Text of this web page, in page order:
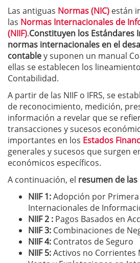
Las antiguas Normas (NIC) están
las Normas Internacionales de
(NIIF).Constituyen los Estándares
normas internacionales en el
contabley suponen un manual
ellas se establecen los
Contabilidad.
A partir de las NIIF o IFRS, se
de reconocimiento, medición,
información a revelar que se
transacciones y sucesos
importantes en los Estados
generales y sucesos que surgen
económicos específicos.
A continuación, el resumen de las
NIIF 1:Adopción por
Internacionales de
NIIF 2 : Pagos Basados en
NIIF 3: Combinaciones de
NIIF 4: Contratos de Seguro
NIIF 5:Activos no Corrientes